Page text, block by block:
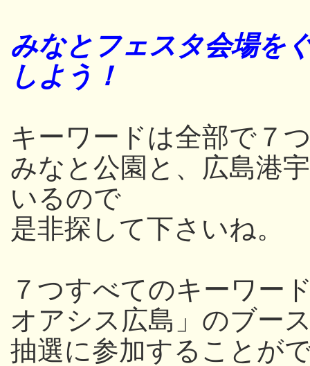
みなとフェスタ会場を
しよう！
キーワードは全部
みなと公園と、広島港
いるので
是非探して下さいね。
７つすべてのキーワー
オアシス広島」のブー
抽選に参加することが